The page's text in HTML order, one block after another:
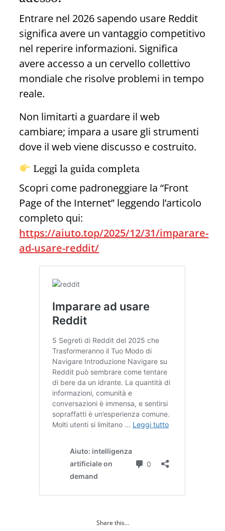
Entrare nel 2026 sapendo usare Reddit
significa avere un vantaggio competitivo
nel reperire informazioni. Significa
avere accesso a un cervello collettivo
mondiale che risolve problemi in tempo
reale.
Non limitarti a guardare il web
cambiare; impara a usare gli strumenti
dove il web viene discusso e costruito.
Leggi la guida completa
Scopri come padroneggiare la “Front
Page of the Internet” leggendo l’articolo
completo qui:
https://aiuto.top/2025/12/31/imparare-
ad-usare-reddit/
Share this…